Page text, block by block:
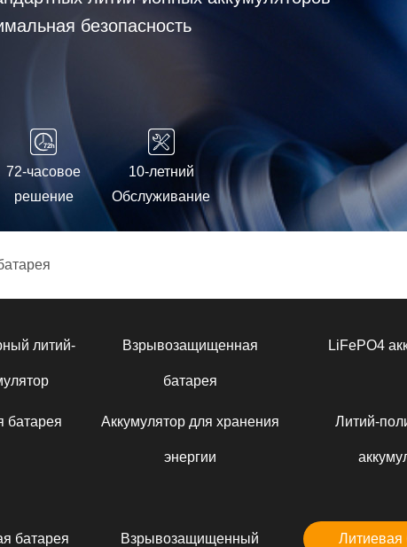
безопасность
72-часовое
решение
10-летний
Обслуживание
литий- Взрывозащищенная
батарея
LiFePO4
батарея Аккумулятор для хранения
энергии
Литий-
батарея Взрывозащищенный Литиевая